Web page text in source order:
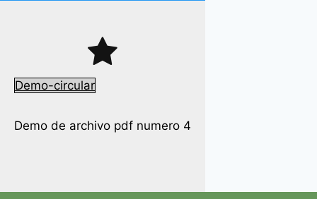
Demo-circular
Demo de archivo pdf numero 4